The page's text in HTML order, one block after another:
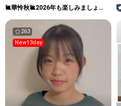
🐌華怜秋🐌2026年も楽しみましょ
263
New13day